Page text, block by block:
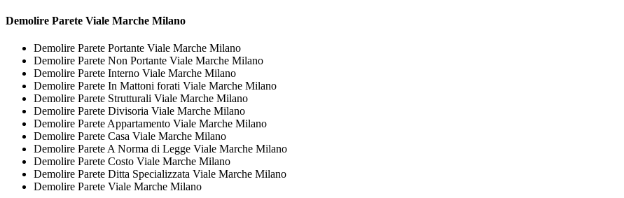
Demolire Parete Viale Marche Milano
Demolire Parete Portante Viale Marche Milano
Demolire Parete Non Portante Viale Marche Milano
Demolire Parete Interno Viale Marche Milano
Demolire Parete In Mattoni forati Viale Marche Milano
Demolire Parete Strutturali Viale Marche Milano
Demolire Parete Divisoria Viale Marche Milano
Demolire Parete Appartamento Viale Marche Milano
Demolire Parete Casa Viale Marche Milano
Demolire Parete A Norma di Legge Viale Marche Milano
Demolire Parete Costo Viale Marche Milano
Demolire Parete Ditta Specializzata Viale Marche Milano
Demolire Parete Viale Marche Milano